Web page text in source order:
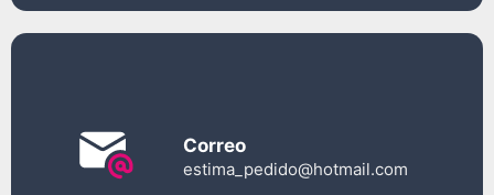
Correo
estima_pedido@hotmail.com